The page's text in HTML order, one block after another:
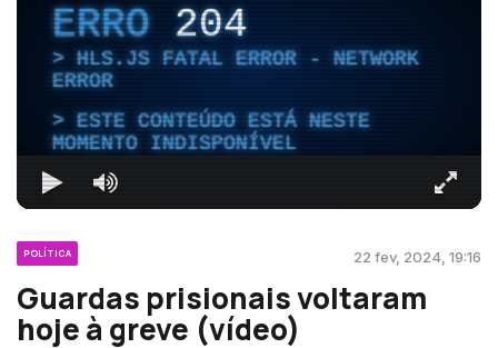
ERRO204
HLS.JS FATAL ERROR - NETWORK
ERROR
ESTE CONTEÚDO ESTÁ NESTE
MOMENTO INDISPONÍVEL
POLÍTICA 22 fev, 2024, 19:16
Guardas prisionais voltaram
hoje à greve (vídeo)